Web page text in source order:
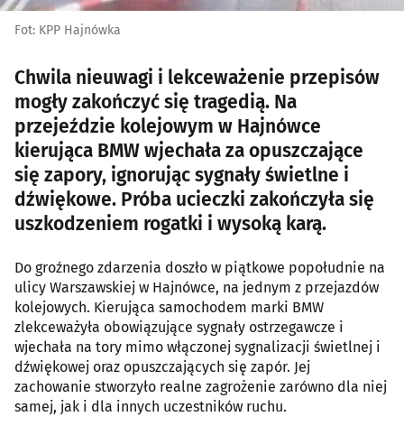
Fot: KPP Hajnówka
Chwila nieuwagi i lekceważenie przepisów
mogły zakończyć się tragedią. Na
przejeździe kolejowym w Hajnówce
kierująca BMW wjechała za opuszczające
się zapory, ignorując sygnały świetlne i
dźwiękowe. Próba ucieczki zakończyła się
uszkodzeniem rogatki i wysoką karą.
Do groźnego zdarzenia doszło w piątkowe popołudnie na
ulicy Warszawskiej w Hajnówce, na jednym z przejazdów
kolejowych. Kierująca samochodem marki BMW
zlekceważyła obowiązujące sygnały ostrzegawcze i
wjechała na tory mimo włączonej sygnalizacji świetlnej i
dźwiękowej oraz opuszczających się zapór. Jej
zachowanie stworzyło realne zagrożenie zarówno dla niej
samej, jak i dla innych uczestników ruchu.